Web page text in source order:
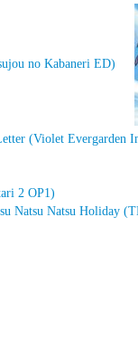
no Kabaneri ED)
(Violet Evergarden
2 OP1)
Natsu Natsu Holiday